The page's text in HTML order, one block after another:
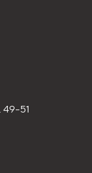
49-51